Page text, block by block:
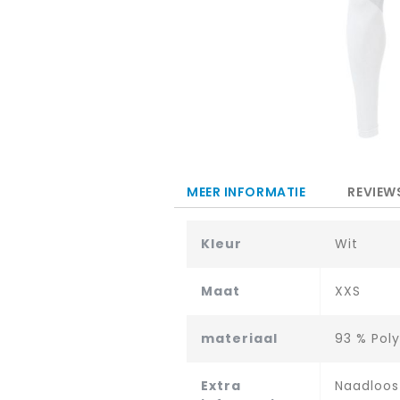
het
begin
gallerij
MEER INFORMATIE
Kleur Wit
Maat XXS
materiaal 93 %
Extra
Naadloos